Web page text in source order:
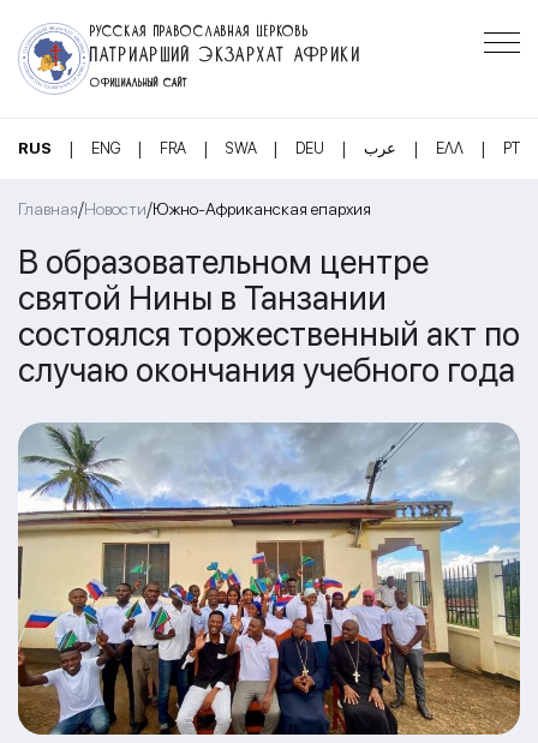
РУССКАЯ ПРАВОСЛАВНАЯ ЦЕРКОВЬ
ПАТРИАРШИЙ ЭКЗАРХАТ АФРИКИ
ОФИЦИАЛЬНЫЙ САЙТ
RUS | ENG | FRA | SWA | DEU | عرب | ΕΛΛ | PT
Главная/Новости/Южно-Африканская епархия
В образовательном центре
святой Нины в Танзании
состоялся торжественный акт по
случаю окончания учебного года